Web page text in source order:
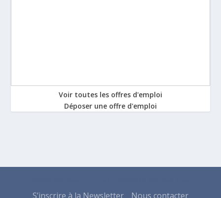
Voir toutes les offres d'emploi
Déposer une offre d'emploi
S’inscrire à la Newsletter Nous contacter